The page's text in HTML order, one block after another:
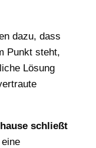
dazu, dass
Punkt steht,
Lösung
schließt